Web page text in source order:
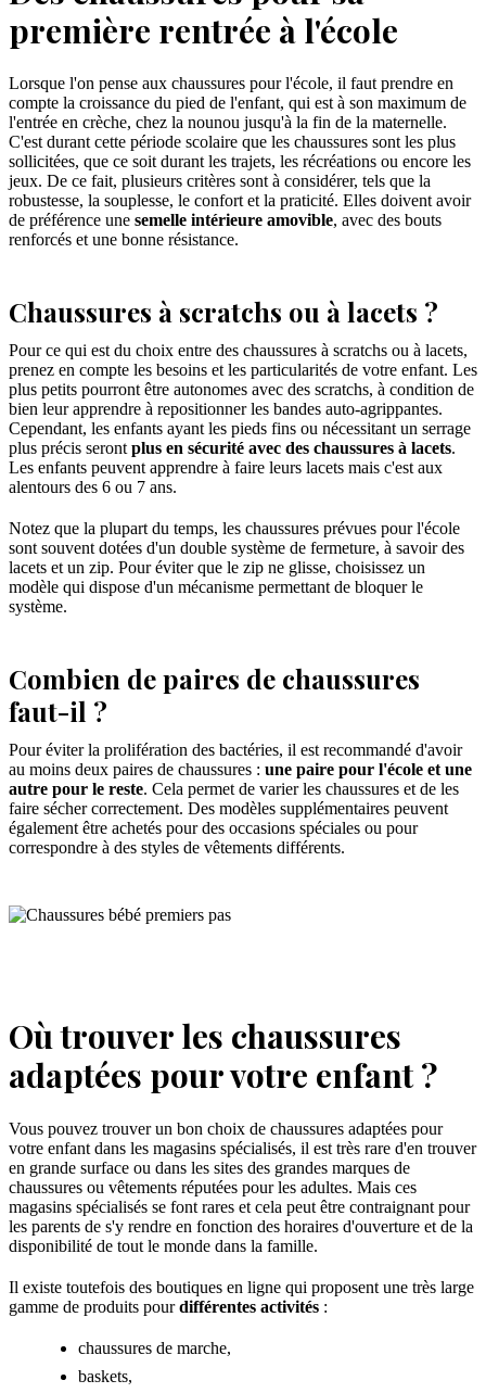
première rentrée à l'école
Lorsque l'on pense aux chaussures pour l'école, il faut prendre en
compte la croissance du pied de l'enfant, qui est à son maximum de
l'entrée en crèche, chez la nounou jusqu'à la fin de la maternelle.
C'est durant cette période scolaire que les chaussures sont les plus
sollicitées, que ce soit durant les trajets, les récréations ou encore les
jeux. De ce fait, plusieurs critères sont à considérer, tels que la
robustesse, la souplesse, le confort et la praticité. Elles doivent avoir
de préférence une semelle intérieure amovible, avec des bouts
renforcés et une bonne résistance.
Chaussures à scratchs ou à lacets ?
Pour ce qui est du choix entre des chaussures à scratchs ou à lacets,
prenez en compte les besoins et les particularités de votre enfant. Les
plus petits pourront être autonomes avec des scratchs, à condition de
bien leur apprendre à repositionner les bandes auto-agrippantes.
Cependant, les enfants ayant les pieds fins ou nécessitant un serrage
plus précis seront plus en sécurité avec des chaussures à lacets.
Les enfants peuvent apprendre à faire leurs lacets mais c'est aux
alentours des 6 ou 7 ans.
Notez que la plupart du temps, les chaussures prévues pour l'école
sont souvent dotées d'un double système de fermeture, à savoir des
lacets et un zip. Pour éviter que le zip ne glisse, choisissez un
modèle qui dispose d'un mécanisme permettant de bloquer le
système.
Combien de paires de chaussures
faut-il ?
Pour éviter la prolifération des bactéries, il est recommandé d'avoir
au moins deux paires de chaussures : une paire pour l'école et une
autre pour le reste. Cela permet de varier les chaussures et de les
faire sécher correctement. Des modèles supplémentaires peuvent
également être achetés pour des occasions spéciales ou pour
correspondre à des styles de vêtements différents.
Où trouver les chaussures
adaptées pour votre enfant ?
Vous pouvez trouver un bon choix de chaussures adaptées pour
votre enfant dans les magasins spécialisés, il est très rare d'en trouver
en grande surface ou dans les sites des grandes marques de
chaussures ou vêtements réputées pour les adultes. Mais ces
magasins spécialisés se font rares et cela peut être contraignant pour
les parents de s'y rendre en fonction des horaires d'ouverture et de la
disponibilité de tout le monde dans la famille.
Il existe toutefois des boutiques en ligne qui proposent une très large
gamme de produits pourdifférentes activités :
chaussures de marche,
baskets,